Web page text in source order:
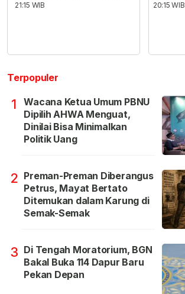
21:15 WIB
20:15 WIB
Terpopuler
1
Wacana Ketua Umum PBNU
Dipilih AHWA Menguat,
Dinilai Bisa Minimalkan
Politik Uang
2 Preman-Preman Diberangus
Petrus, Mayat Bertato
Ditemukan dalam Karung di
Semak-Semak
3 Di Tengah Moratorium, BGN
Bakal Buka 114 Dapur Baru
Pekan Depan